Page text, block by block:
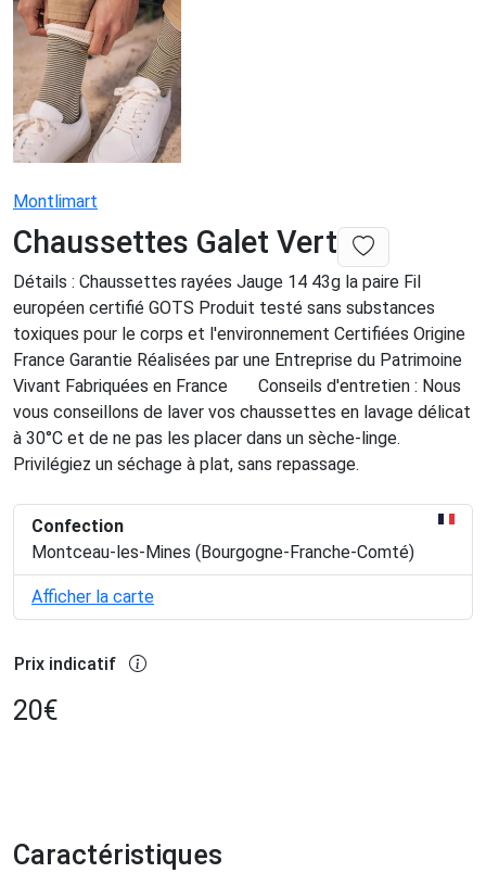
Montlimart
Chaussettes Galet Vert
Détails : Chaussettes rayées Jauge 14 43g la paire Fil
européen certifié GOTS Produit testé sans substances
toxiques pour le corps et l'environnement Certifiées Origine
France Garantie Réalisées par une Entreprise du Patrimoine
Vivant Fabriquées en France Conseils d'entretien : Nous
vous conseillons de laver vos chaussettes en lavage délicat
à 30°C et de ne pas les placer dans un sèche-linge.
Privilégiez un séchage à plat, sans repassage.
Confection
Montceau-les-Mines (Bourgogne-Franche-Comté)
Afficher la carte
Prix indicatif
20€
Caractéristiques